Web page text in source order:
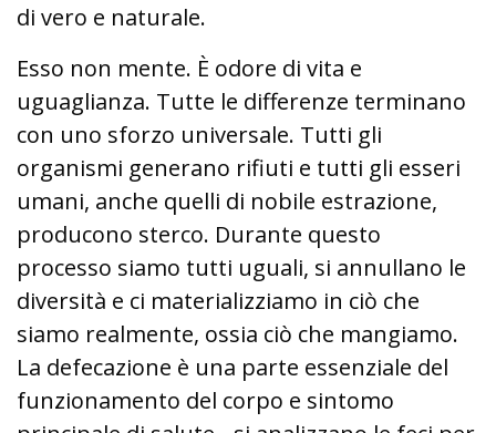
di vero e naturale.
Esso non mente. È odore di vita e
uguaglianza. Tutte le differenze terminano
con uno sforzo universale. Tutti gli
organismi generano rifiuti e tutti gli esseri
umani, anche quelli di nobile estrazione,
producono sterco. Durante questo
processo siamo tutti uguali, si annullano le
diversità e ci materializziamo in ciò che
siamo realmente, ossia ciò che mangiamo.
La defecazione è una parte essenziale del
funzionamento del corpo e sintomo